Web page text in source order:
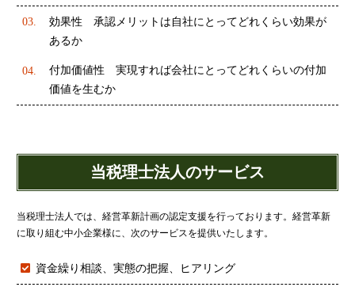
効果性 承認メリットは自社にとってどれくらい効果が
あるか
付加価値性 実現すれば会社にとってどれくらいの付加
価値を生むか
当税理士法人のサービス
当税理士法人では、経営革新計画の認定支援を行っております。経営革新
に取り組む中小企業様に、次のサービスを提供いたします。
資金繰り相談、実態の把握、ヒアリング